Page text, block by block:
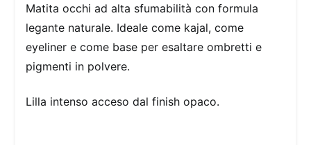
Matita occhi ad alta sfumabilità con formula
legante naturale. Ideale come kajal, come
eyeliner e come base per esaltare ombretti e
pigmenti in polvere.
Lilla intenso acceso dal finish opaco.